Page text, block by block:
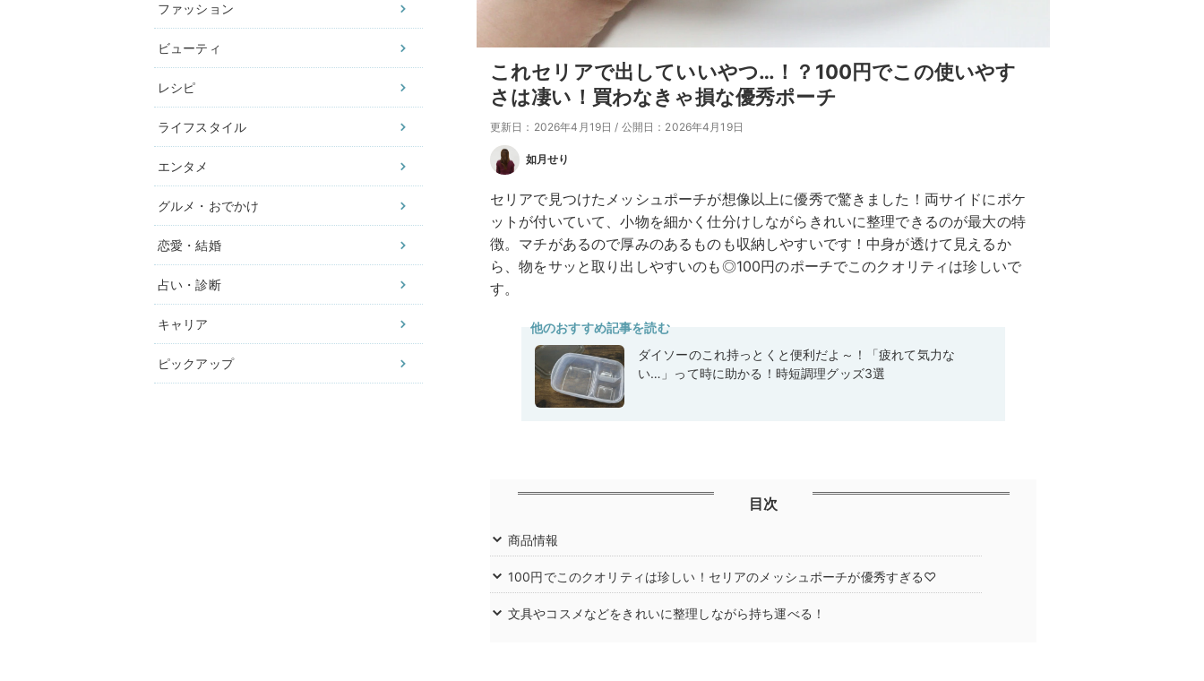
ファッション
ビューティ
レシピ
ライフスタイル
エンタメ
グルメ・おでかけ
恋愛・結婚
占い・診断
キャリア
ピックアップ
これセリアで出していいやつ…！？100円でこの使いやす
さは凄い！買わなきゃ損な優秀ポーチ
更新日：2026年4月19日 / 公開日：2026年4月19日
如月せり
セリアで見つけたメッシュポーチが想像以上に優秀で驚きました！両サイドにポケ
ットが付いていて、小物を細かく仕分けしながらきれいに整理できるのが最大の特
徴。マチがあるので厚みのあるものも収納しやすいです！中身が透けて見えるか
ら、物をサッと取り出しやすいのも◎100円のポーチでこのクオリティは珍しいで
す。
他のおすすめ記事を読む
ダイソーのこれ持っとくと便利だよ～！「疲れて気力な
い…」って時に助かる！時短調理グッズ3選
目次
商品情報
100円でこのクオリティは珍しい！セリアのメッシュポーチが優秀すぎる♡
文具やコスメなどをきれいに整理しながら持ち運べる！